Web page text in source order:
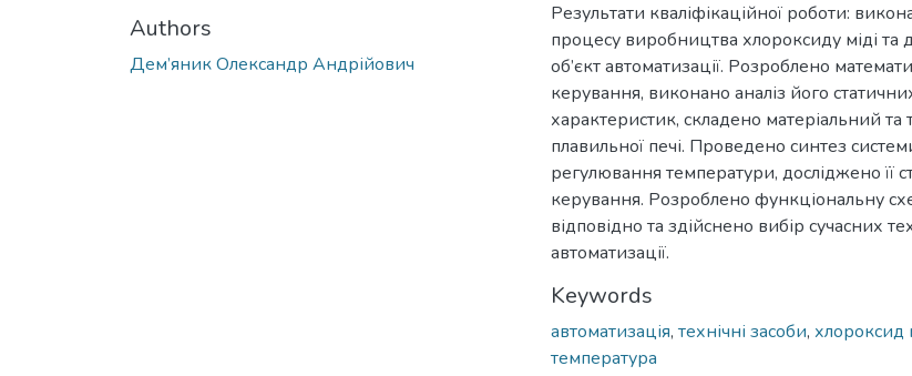
Authors
Дем’яник Олександр Андрійович
Результати кваліфікаційної роботи:
процесу виробництва хлороксиду міді та
об’єкт автоматизації. Розроблено
керування, виконано аналіз його
характеристик, складено матеріальний та
плавильної печі. Проведено синтез
регулювання температури, досліджено її
керування. Розроблено функціональну
відповідно та здійснено вибір сучасних
автоматизації.
Keywords
автоматизація, технічні засоби, хлороксид
температура